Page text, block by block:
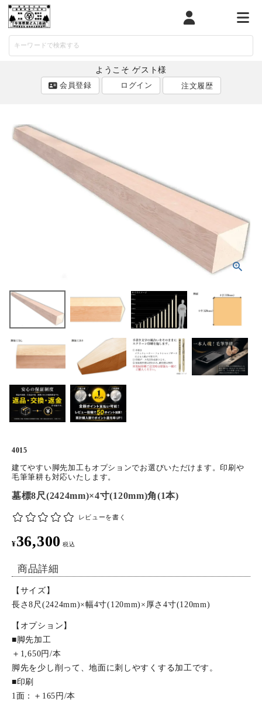
マイページカート メニ
ようこそ ゲスト様
会員登録
ログイン 注文履歴
ACCOUNT MENU
ようこそ ゲスト 様
商品から探す
会員メニュー
ご利用ガイド
お問い合わせ
プライバシーポリシー
特定商取引法について
お問い合わせ
4015
建てやすい脚先加工もオプションでお選びいただけます。印刷や
毛筆筆耕も対応いたします。
墓標8尺(2424mm)×4寸(120mm)角(1本)
レビューを書く
¥36,300 税込
商品詳細
【サイズ】
長さ8尺(2424mm)×幅4寸(120mm)×厚さ4寸(120mm)
【オプション】
■脚先加工
＋1,650円/本
脚先を少し削って、地面に刺しやすくする加工です。
■印刷
1面：＋165円/本